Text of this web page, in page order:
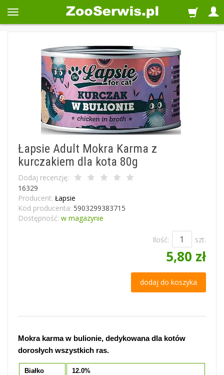
Łapsie Adult Mokra Karma z
kurczakiem dla kota 80g
Dodaj recenzję:
16329
Producent: Łapsie
Kod producenta: 5903299383715
Dostępność: w magazynie
Ilość: szt.
5,80 zł
dodaj do koszyka
Mokra karma w bulionie, dedykowana dla kotów
dorosłych wszystkich ras.
Białko 12.0%